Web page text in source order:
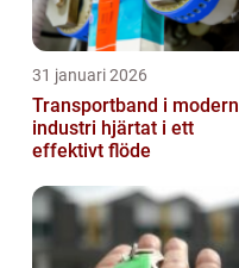
31 januari 2026
Transportband i modern
industri hjärtat i ett
effektivt flöde